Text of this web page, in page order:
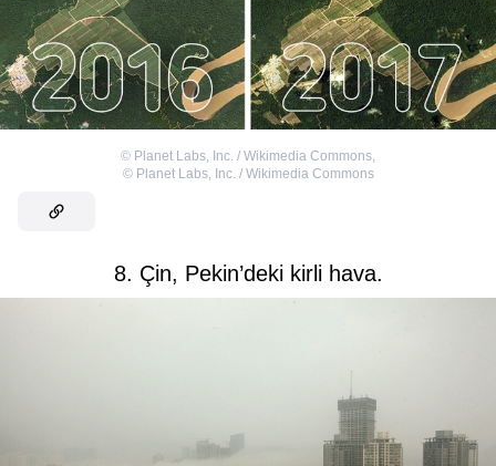
© Planet Labs, Inc. / Wikimedia Commons,
© Planet Labs, Inc. / Wikimedia Commons
8. Çin, Pekin’deki kirli hava.